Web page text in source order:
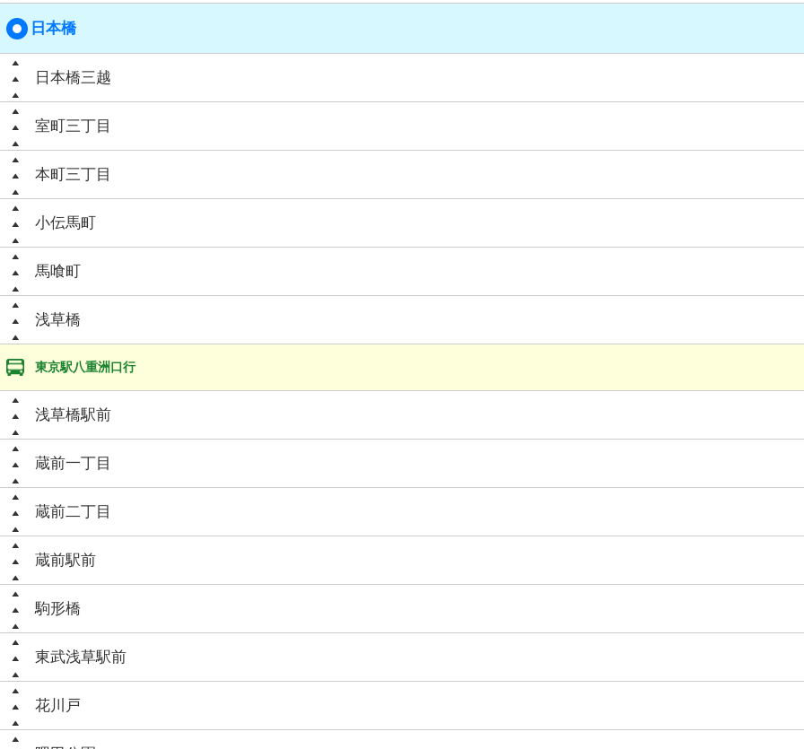
日本橋
日本橋三越
室町三丁目
本町三丁目
小伝馬町
馬喰町
浅草橋
東京駅八重洲口行
浅草橋駅前
蔵前一丁目
蔵前二丁目
蔵前駅前
駒形橋
東武浅草駅前
花川戸